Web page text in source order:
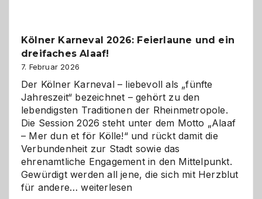
geworden
Kölner Karneval 2026: Feierlaune und ein
dreifaches Alaaf!
7. Februar 2026
Der Kölner Karneval – liebevoll als „fünfte
Jahreszeit“ bezeichnet – gehört zu den
lebendigsten Traditionen der Rheinmetropole.
Die Session 2026 steht unter dem Motto „Alaaf
– Mer dun et för Kölle!“ und rückt damit die
Verbundenheit zur Stadt sowie das
ehrenamtliche Engagement in den Mittelpunkt.
Gewürdigt werden all jene, die sich mit Herzblut
für andere…Kölner
weiterlesen